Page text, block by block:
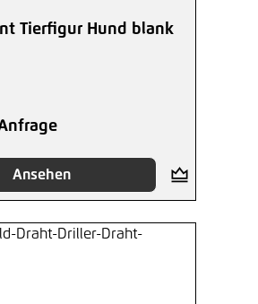
Tierfigur Hund blank
Ansehen